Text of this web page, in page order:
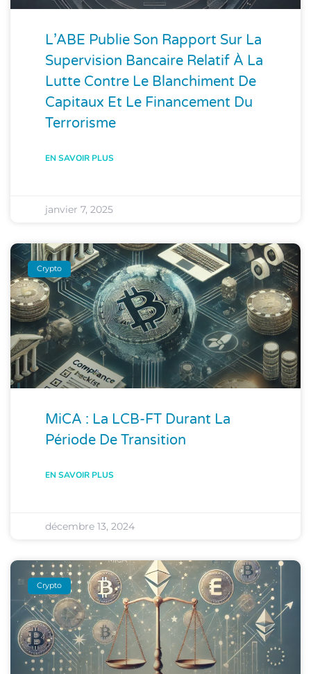
L’ABE Publie Son Rapport Sur La
Supervision Bancaire Relatif À La
Lutte Contre Le Blanchiment De
Capitaux Et Le Financement Du
Terrorisme
EN SAVOIR PLUS
janvier 7, 2025
Crypto
MiCA : La LCB-FT Durant La
Période De Transition
EN SAVOIR PLUS
décembre 13, 2024
Crypto